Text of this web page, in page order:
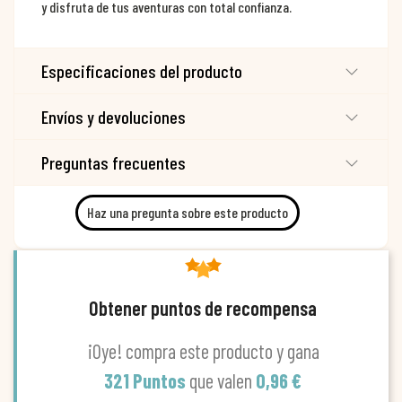
y disfruta de tus aventuras con total confianza.
Especificaciones del producto
Envíos y devoluciones
Preguntas frecuentes
Haz una pregunta sobre este producto
Obtener puntos de recompensa
¡Oye! compra este producto y gana
321 Puntos que valen 0,96 €